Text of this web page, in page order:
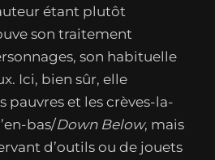
étant plutôt
son traitement
son habituelle
Ici, bien sûr, elle
pauvres et les crèves-la-
bas/Down Below, mais
d’outils ou de jouets